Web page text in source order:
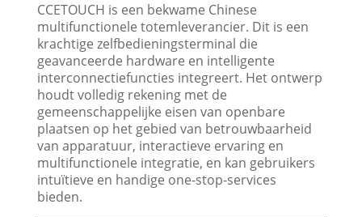
CCETOUCH is een bekwame Chinese
multifunctionele totemleverancier. Dit is een
krachtige zelfbedieningsterminal die
geavanceerde hardware en intelligente
interconnectiefuncties integreert. Het ontwerp
houdt volledig rekening met de
gemeenschappelijke eisen van openbare
plaatsen op het gebied van betrouwbaarheid
van apparatuur, interactieve ervaring en
multifunctionele integratie, en kan gebruikers
intuïtieve en handige one-stop-services
bieden.